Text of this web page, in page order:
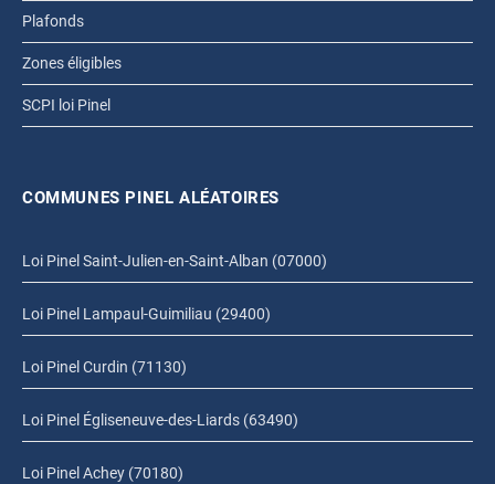
Plafonds
Zones éligibles
SCPI loi Pinel
COMMUNES PINEL ALÉATOIRES
Loi Pinel Saint-Julien-en-Saint-Alban (07000)
Loi Pinel Lampaul-Guimiliau (29400)
Loi Pinel Curdin (71130)
Loi Pinel Égliseneuve-des-Liards (63490)
Loi Pinel Achey (70180)